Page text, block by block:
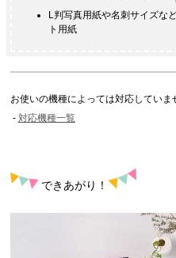
L判写真用紙や名刺サイズな
ト用紙
お使いの機種によっては対応していま
対応機種一覧
できあがり！